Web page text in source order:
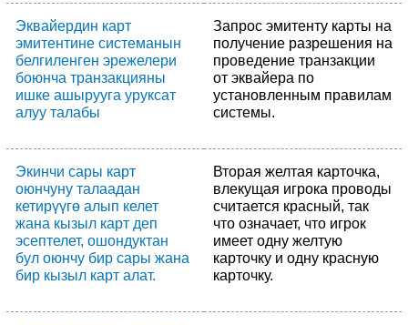
Эквайердин карт
эмитентине системанын
белгиленген эрежелери
боюнча транзакцияны
ишке ашырууга уруксат
алуу талабы
Запрос эмитенту карты на
получение разрешения на
проведение транзакции
от эквайера по
установленным правилам
системы.
Экинчи сары карт
оюнчуну талаадан
кетирүүгө алып келет
жана кызыл карт деп
эсептелет, ошондуктан
бул оюнчу бир сары жана
бир кызыл карт алат.
Вторая желтая карточка,
влекущая игрока проводы
считается красный, так
что означает, что игрок
имеет одну желтую
карточку и одну красную
карточку.